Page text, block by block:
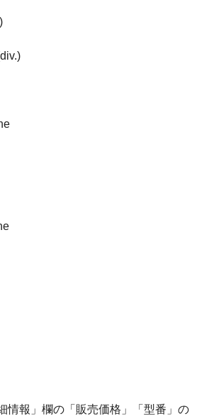
情報」欄の「販売価格」「型番」の